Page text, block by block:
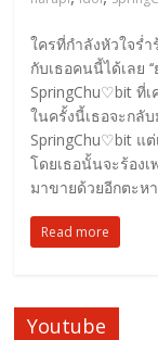
ใครที่กำลังหัวใจร่
กับเธอคนนี้ได้เลย
SpringChu♡bit ที่เ
ในครั้งนี้เธอจะกลั
SpringChu♡bit แ
โดยเธอนั้นจะร้อง
มาขายด้วยอีกตะห
Read more
Youtube